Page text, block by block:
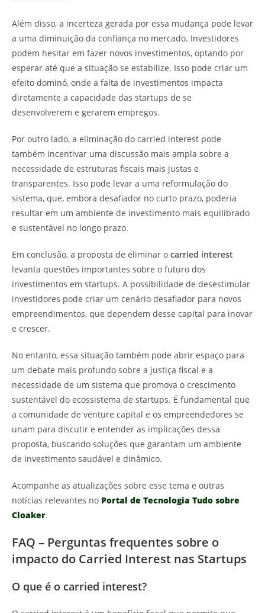
Além disso, a incerteza gerada por essa mudança pode levar
a uma diminuição da confiança no mercado. Investidores
podem hesitar em fazer novos investimentos, optando por
esperar até que a situação se estabilize. Isso pode criar um
efeito dominó, onde a falta de investimentos impacta
diretamente a capacidade das startups de se
desenvolverem e gerarem empregos.
Por outro lado, a eliminação do carried interest pode
também incentivar uma discussão mais ampla sobre a
necessidade de estruturas fiscais mais justas e
transparentes. Isso pode levar a uma reformulação do
sistema, que, embora desafiador no curto prazo, poderia
resultar em um ambiente de investimento mais equilibrado
e sustentável no longo prazo.
Em conclusão, a proposta de eliminar o carried interest
levanta questões importantes sobre o futuro dos
investimentos em startups. A possibilidade de desestimular
investidores pode criar um cenário desafiador para novos
empreendimentos, que dependem desse capital para inovar
e crescer.
No entanto, essa situação também pode abrir espaço para
um debate mais profundo sobre a justiça fiscal e a
necessidade de um sistema que promova o crescimento
sustentável do ecossistema de startups. É fundamental que
a comunidade de venture capital e os empreendedores se
unam para discutir e entender as implicações dessa
proposta, buscando soluções que garantam um ambiente
de investimento saudável e dinâmico.
Acompanhe as atualizações sobre esse tema e outras
notícias relevantes no Portal de Tecnologia Tudo sobre
Cloaker.
FAQ – Perguntas frequentes sobre o
impacto do Carried Interest nas Startups
O que é o carried interest?